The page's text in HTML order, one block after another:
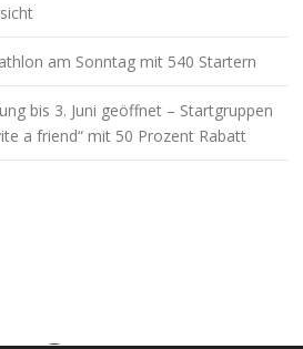
am Sonntag mit 540 Startern
bis 3. Juni geöffnet – Startgruppen
a friend“ mit 50 Prozent Rabatt